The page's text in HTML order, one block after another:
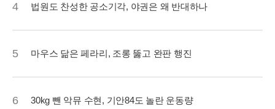
4 법원도 찬성한 공소기각, 야권은 왜 반대하나
5 마우스 닮은 페라리, 조롱 뚫고 완판 행진
6 30kg 뺀 악뮤 수현, 기안84도 놀란 운동량